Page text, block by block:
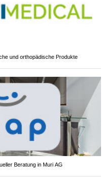
und orthopädische Produkte
Beratung in Muri AG